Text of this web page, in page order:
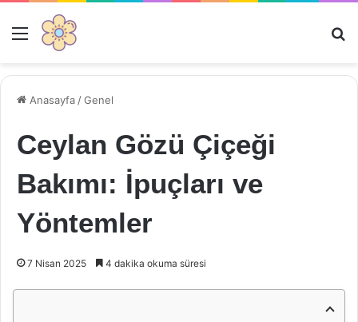
Menü
Anasayfa /Genel
Ceylan Gözü Çiçeği
Bakımı: İpuçları ve
Yöntemler
7 Nisan 2025 4 dakika okuma süresi